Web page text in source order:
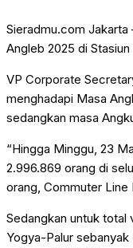
Ramadhan
REPORTASE
Solo Raya
SPORT
Tarjih
WISATA &
Sieradmu.com Jakarta
Angleb 2025 di
VP Corporate
menghadapi Masa
sedangkan masa
“Hingga Minggu, 23
2.996.869 orang di
orang, Commuter Line
Sedangkan untuk total
Yogya-Palur